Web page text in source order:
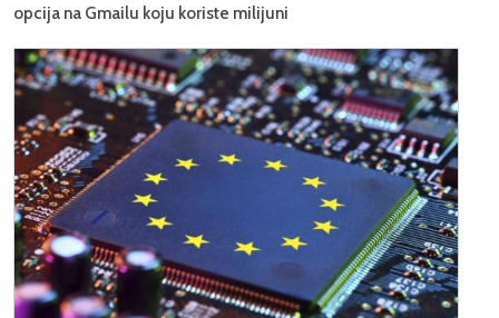
opcija na Gmailu koju koriste milijuni